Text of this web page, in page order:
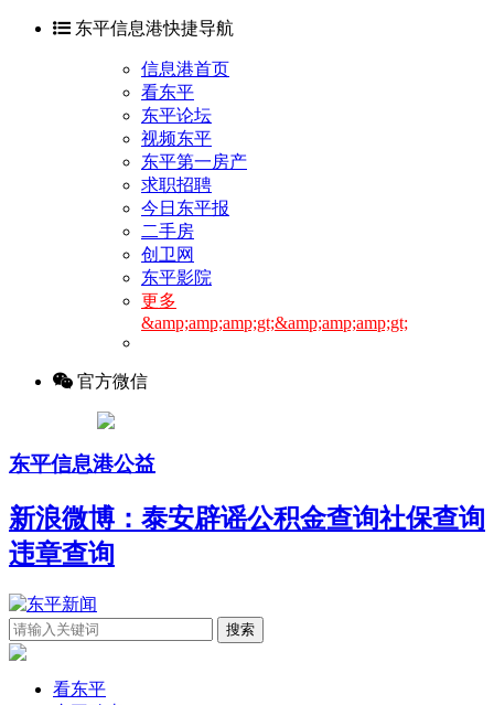
东平信息港快捷导航
信息港首页
看东平
东平论坛
视频东平
东平第一房产
求职招聘
今日东平报
二手房
创卫网
东平影院
更多
&amp;amp;amp;gt;&amp;amp;amp;gt;
官方微信
东平信息港公益
新浪微博：泰安辟谣公积金查询社保查询
违章查询
看东平